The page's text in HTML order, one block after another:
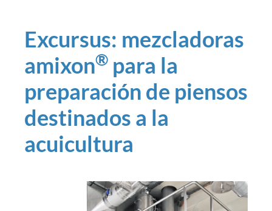
Excursus: mezcladoras
amixon® para la
preparación de piensos
destinados a la
acuicultura